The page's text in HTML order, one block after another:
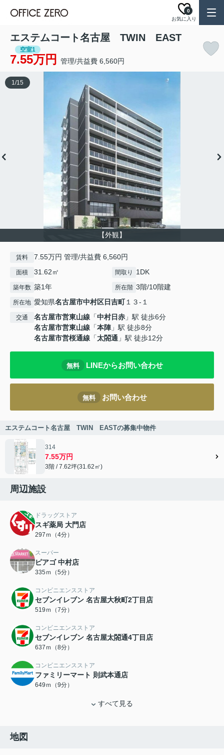
お気に入り
0
エステムコート名古屋 TWIN EAST
空室1
7.55万円 管理/共益費 6,560円
【外観】
1/15
賃料 7.55万円 管理/共益費 6,560円
面積 31.62㎡ 間取り 1DK
築年数 築1年 所在階 3階/10階建
所在地 愛知県名古屋市中村区日吉町１３-１
交通 名古屋市営東山線 「中村日赤 」駅 徒歩6分
名古屋市営東山線 「本陣」駅 徒歩8分
名古屋市営桜通線 「太閤通 」駅 徒歩12分
無料 LINEからお問い合わせ
無料 お問い合わせ
エステムコート名古屋 TWIN EASTの募集中物件
314
7.55万円
3階 / 7.62坪(31.62㎡)
周辺施設
ドラッグストア
スギ薬局 大門店
297ｍ（4分）
スーパー
ピアゴ 中村店
335ｍ（5分）
コンビニエンスストア
セブンイレブン 名古屋大秋町2丁目店
519ｍ（7分）
コンビニエンスストア
セブンイレブン 名古屋太閤通4丁目店
637ｍ（8分）
コンビニエンスストア
ファミリーマート 則武本通店
649ｍ（9分）
すべて見る
地図